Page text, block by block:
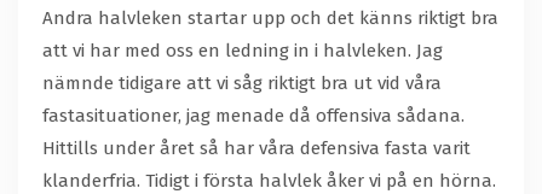
Andra halvleken startar upp och det känns riktigt bra
att vi har med oss en ledning in i halvleken. Jag
nämnde tidigare att vi såg riktigt bra ut vid våra
fastasituationer, jag menade då offensiva sådana.
Hittills under året så har våra defensiva fasta varit
klanderfria. Tidigt i första halvlek åker vi på en hörna.